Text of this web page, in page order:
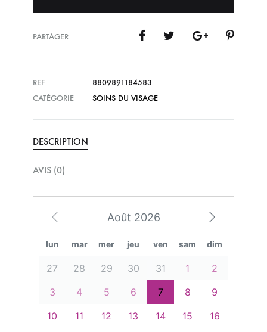
PARTAGER
REF
8809891184583
CATÉGORIE
SOINS DU VISAGE
DESCRIPTION
AVIS (0)
Août 2026
lun mar mer jeu ven sam dim
27 28 29 30 31 1
2
3
4 5 6 7 8
9
10
11 12 13 14 15
16